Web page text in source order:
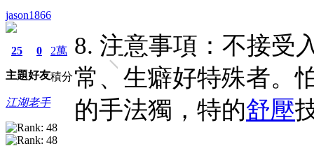
jason1866
25
主題
0
好友
2萬
積分
江湖老手
8. 注意事項：不接受
常、生癖好特殊者。
的手法獨，特的舒壓